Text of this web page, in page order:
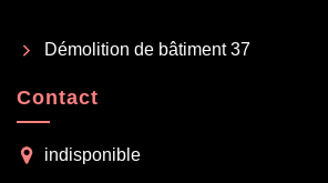
Démolition de bâtiment 37
Contact
indisponible